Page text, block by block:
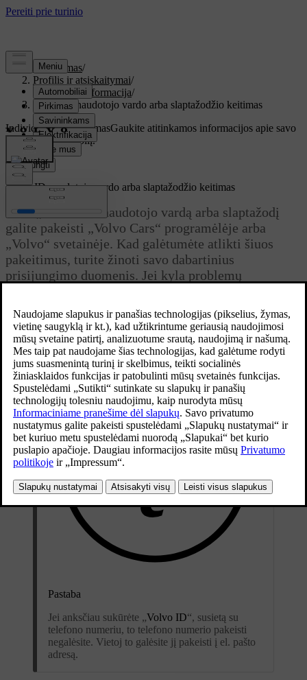
Palaikymas/
Profilis ir atsiskaitymai/
Paskyros informacija/
Volvo ID naudotojo vardo arba slaptažodžio keitimas
Individualus palaikymasGaukite atitinkamos informacijos apie savo
konkretų automobilį.
Prisijungti
Atnaujinta 2026-05-29
Volvo IDnaudotojo vardo arba slaptažodžio keitimas
Savo „
“ naudotojo vardą arba slaptažodį
galite pakeisti „Volvo Cars“ programėlėje arba
„Volvo“ svetainėje. Kad galėtumėte atlikti šiuos
pakeitimus, turite žinoti savo dabartinius
prisijungimo duomenis. Jei kyla problemų
susijusios su „Volvo ID“
Pastaba
Jei anksčiau sukūrėte „Volvo ID“, susietą su
telefono numeriu, to telefono numerio pakeisti
negalėsite. Vietoj to galėsite jį pakeisti į el. pašto
adresą.